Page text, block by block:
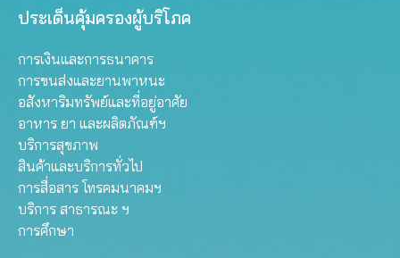
ประเด็นคุ้มครองผู้บริโภค
การเงินและการธนาคาร
การขนส่งและยานพาหนะ
อสังหาริมทรัพย์และที่อยู่อาศัย
อาหาร ยา และผลิตภัณฑ์ฯ
บริการสุขภาพ
สินค้าและบริการทั่วไป
การสื่อสาร โทรคมนาคมฯ
บริการ สาธารณะ ฯ
การศึกษา